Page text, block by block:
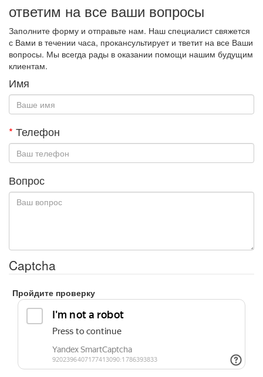
ответим на все ваши вопросы
Заполните форму и отправьте нам. Наш специалист свяжется
с Вами в течении часа, прокансультирует и тветит на все Ваши
вопросы. Мы всегда рады в оказании помощи нашим будущим
клиентам.
Имя
* Телефон
Вопрос
Captcha
Пройдите проверку